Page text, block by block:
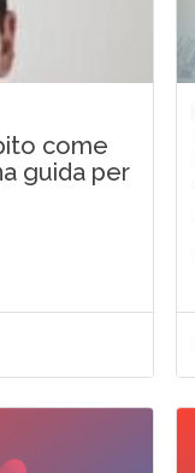
come
guida per